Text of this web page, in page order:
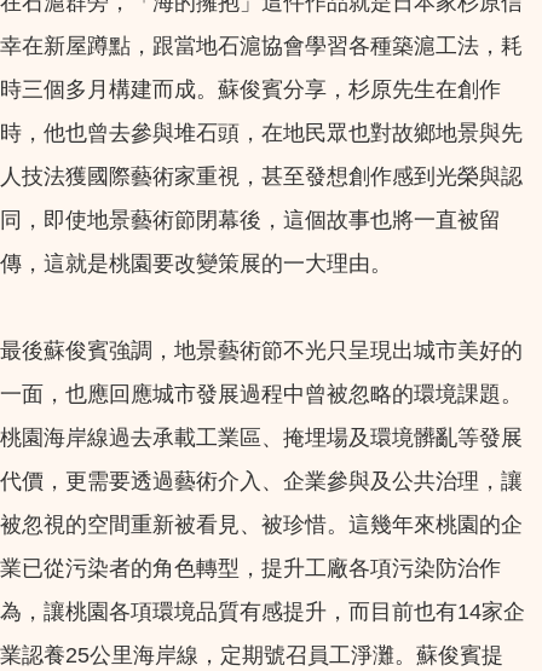
幸在新屋蹲點，跟當地石滬協會學習各種築滬工法，耗
時三個多月構建而成。蘇俊賓分享，杉原先生在創作
時，他也曾去參與堆石頭，在地民眾也對故鄉地景與先
人技法獲國際藝術家重視，甚至發想創作感到光榮與認
同，即使地景藝術節閉幕後，這個故事也將一直被留
傳，這就是桃園要改變策展的一大理由。
最後蘇俊賓強調，地景藝術節不光只呈現出城市美好的
一面，也應回應城市發展過程中曾被忽略的環境課題。
桃園海岸線過去承載工業區、掩埋場及環境髒亂等發展
代價，更需要透過藝術介入、企業參與及公共治理，讓
被忽視的空間重新被看見、被珍惜。這幾年來桃園的企
業已從污染者的角色轉型，提升工廠各項污染防治作
為，讓桃園各項環境品質有感提升，而目前也有14家企
業認養25公里海岸線，定期號召員工淨灘。蘇俊賓提